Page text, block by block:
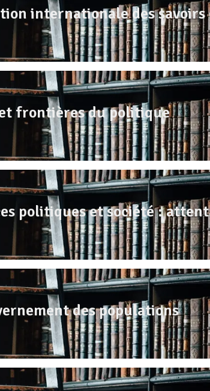
internationale des
frontières du politique
politiques et société :
des populations